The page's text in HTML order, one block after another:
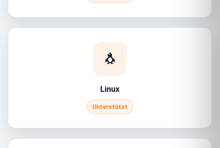
🐧
Linux
Unterstützt